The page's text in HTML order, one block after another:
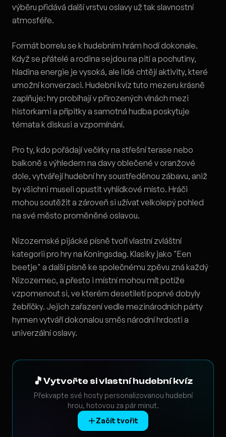
výběru přidává další vrstvu oslavy už tak slavnostní
atmosféře.
Formát borrelu se k hudebním hrám hodí dokonale.
Když se přátelé a rodina sejdou na pití a pochutiny,
hladina energie je vysoká, ale lidé chtějí aktivity, které
umožní konverzaci. Hudební kvíz tuto mezeru krásně
zaplňuje: hry probíhají v přirozených vlnách mezi
historkami a přípitky a samotná hudba poskytuje
témata k diskusi a vzpomínání.
Pro ty, kdo pořádají večírky na střešní terase nebo
balkoně s výhledem na davy oblečené v oranžové
dole, vytvářejí hudební hry soustředěnou zábavu, aniž
by všichni museli opustit vyhlídkové místo. Hráči
mohou soutěžit a zároveň si užívat velkolepý pohled
na své město proměněné oslavou.
Nizozemské pijácké písně tvoří vlastní zvláštní
kategorii pro hry na Koningsdag. Klasiky jako "Een
beetje" a další písně ke společnému zpěvu zná každý
Nizozemec, a přesto i místní mohou mít potíže
vzpomenout si, ve kterém desetiletí poprvé dobyly
žebříčky. Jejich zařazení vedle mezinárodních párty
hymen vytváří dokonalou směs národní hrdosti a
univerzální oslavy.
🎵Vytvořte si vlastní hudební kvíz
Překvapte své hosty personalizovanou hudební
hrou, hotovou za pár minut.
Začít tvořit